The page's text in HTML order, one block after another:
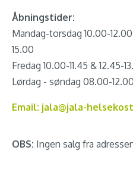
Åbningstider:
Mandag-torsdag 10.00-
15.00
Fredag 10.00-11.45 & 12.45-
Lørdag - søndag 08.00-12.00
Email: jala@jala-
OBS: Ingen salg fra